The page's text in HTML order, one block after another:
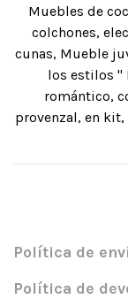
Muebles de
colchones,
cunas, Mueble
los estilos "
romántico,
provenzal, en
Política de
Política de